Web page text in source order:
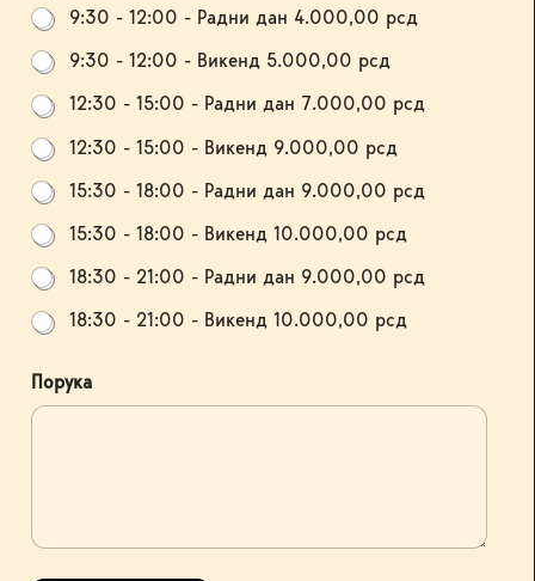
9:30 - 12:00 - Радни дан 4.000,00 рсд
9:30 - 12:00 - Викенд 5.000,00 рсд
12:30 - 15:00 - Радни дан 7.000,00 рсд
12:30 - 15:00 - Викенд 9.000,00 рсд
15:30 - 18:00 - Радни дан 9.000,00 рсд
15:30 - 18:00 - Викенд 10.000,00 рсд
18:30 - 21:00 - Радни дан 9.000,00 рсд
18:30 - 21:00 - Викенд 10.000,00 рсд
Порука